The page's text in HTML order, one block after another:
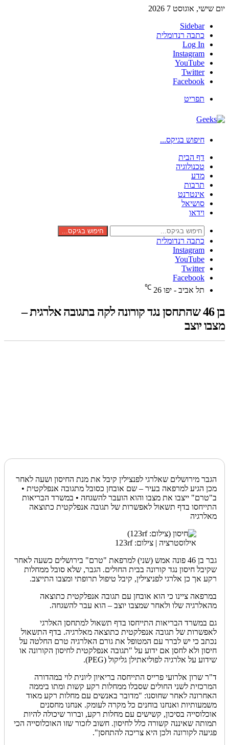
יום שישי, אוגוסט 7 2026
Sidebar
כתבה רנדומלית
Log In
Instagram
YouTube
Twitter
Facebook
תפריט
חיפוש בגיקס...
דף הבית
טכנולוגיה
מדע
תרבות
אינטרנט
סושיאל
וידאו
חיפוש בגיקס...
כתבה רנדומלית
Instagram
YouTube
Twitter
Facebook
תל אביב - יפו 26
℃
בן 46 שהתחסן נגד קורונה לקה בתגובה אלרגית –
מצבו יוצב
הגבר מירושלים שאלרגי לפנצילין קיבל את מנת החיסון ושעה לאחר
מכן הגיע למרפאה בעיר – שם אובחן כסובל מתגובה אנפלקטית •
ב"טרם" ייצבו את מצבו והוא הועבר להשגחה • במשרד הבריאות
התייחסו בדף תשאול לאפשרות של תגובה אנפלקטית כתוצאה
מאלרגיה
אילוסטרציה | צילום: 123rf
גבר בן 46 פונה אמש (שני) למרפאת "טרם" בירושלים כשעה לאחר
שקיבל חיסון נגד קורונה בבית החולים. הגבר, שלא סובל ממחלות
רקע אך כן אלרגי לפניצילין, קיבל טיפול תרופתי ומצבו התייצב.
במרפאה ציינו כי הוא אובחן עם תגובה אנפלקטית כתוצאה
מהאלרגיה שלו ולאחר שמצבו יוצב – הוא עבר להשגחה.‎
גם במשרד הבריאות התייחסו בדף תשאול למתחסן האלרגי
לאפשרות של תגובה אנפלקטית כתוצאה מאלרגיה. בדף התשאול
נכתב כי יש לברר עם המטופל את גורם האלרגיה טרם החלטה על
חיסון ולא לחסן אם ידוע על "תגובה אנפלקטית לחיסון הקורונה או
שידוע על אלרגיה לפוליאתילן גליקול (PEG).
ד"ר שרון אלרועי פרייס התייחסה בריאיון ליונית לוי במהדורה
המרכזית לשני החולים שסבלו ממחלות רקע קשות ומתו ביממה
האחרונה לאחר שחוסנו: "מדובר באנשים עם מחלות רקע מאוד
משמעותיות ואנחנו בוחנים כל מקרה לעומק. אנחנו מחסנים
אוכלוסייה בסיכון, קשישים עם מחלות רקע, וברור שיכולה להיות
תמותה שאיננה קשורה כלל לחיסון. חשוב לזכור שזו האוכלוסייה הכי
פגיעה לקורונה ולכן היא צריכה להתחסן".